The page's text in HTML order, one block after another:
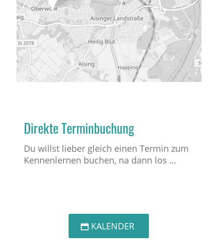
Direkte Terminbuchung
Du willst lieber gleich einen Termin zum
Kennenlernen buchen, na dann los …
KALENDER